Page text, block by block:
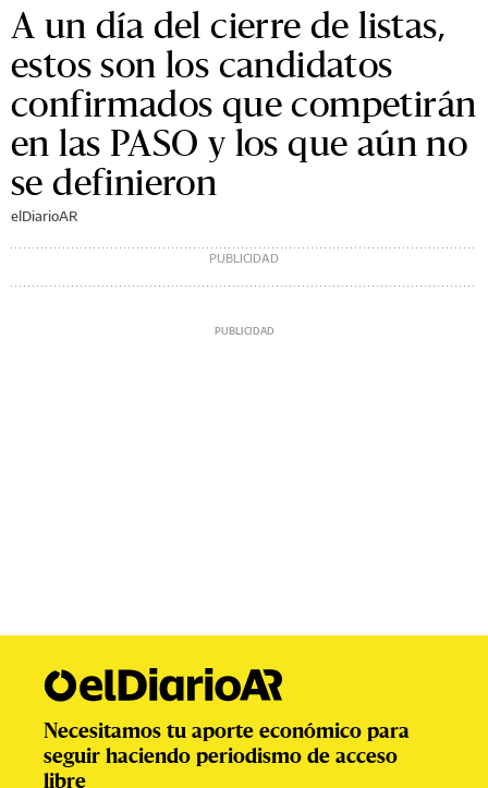
A un día del cierre de listas,
estos son los candidatos
confirmados que competirán
en las PASO y los que aún no
se definieron
elDiarioAR
Necesitamos tu aporte económico para
seguir haciendo periodismo de acceso
libre